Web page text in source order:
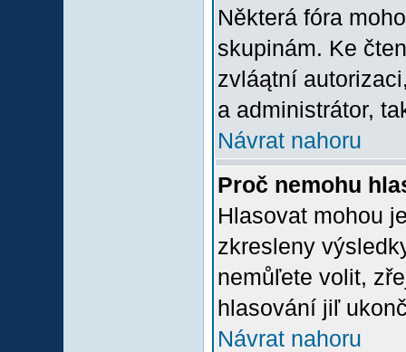
Některá fóra
skupinám. Ke
zvláątní
a administrátor,
Návrat nahoru
Proč nemohu
Hlasovat mohou
zkresleny
nemůľete volit,
hlasování jiľ
Návrat nahoru